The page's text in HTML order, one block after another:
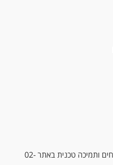
ותמיכה טכנית באתר02-